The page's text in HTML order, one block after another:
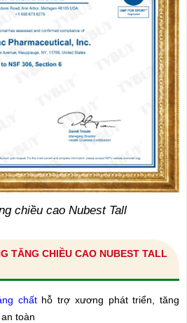
chiều cao Nubest Tall
TĂNG CHIỀU CAO NUBEST TALL
chất hỗ trợ xương phát triển, tăng
toàn